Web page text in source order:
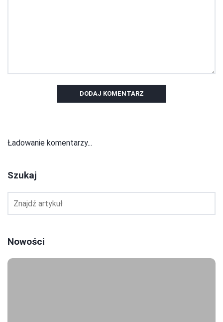
DODAJ KOMENTARZ
Ładowanie komentarzy...
Szukaj
Nowości